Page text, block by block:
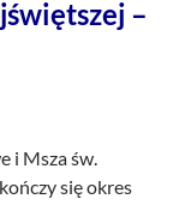
–
i Msza św.
się okres